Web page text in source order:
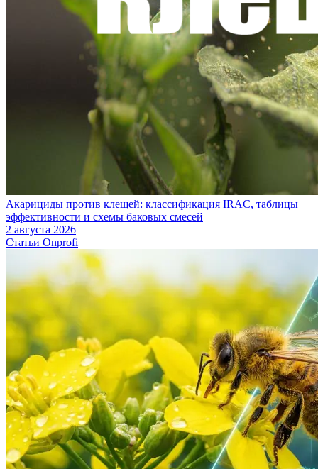
Акарициды против клещей: классификация IRAC, таблицы
эффективности и схемы баковых смесей
2 августа 2026
Статьи Onprofi